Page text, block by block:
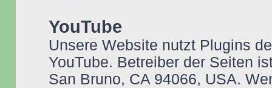
YouTube
Unsere Website nutzt Plugins
YouTube. Betreiber der Seiten
San Bruno, CA 94066, USA.